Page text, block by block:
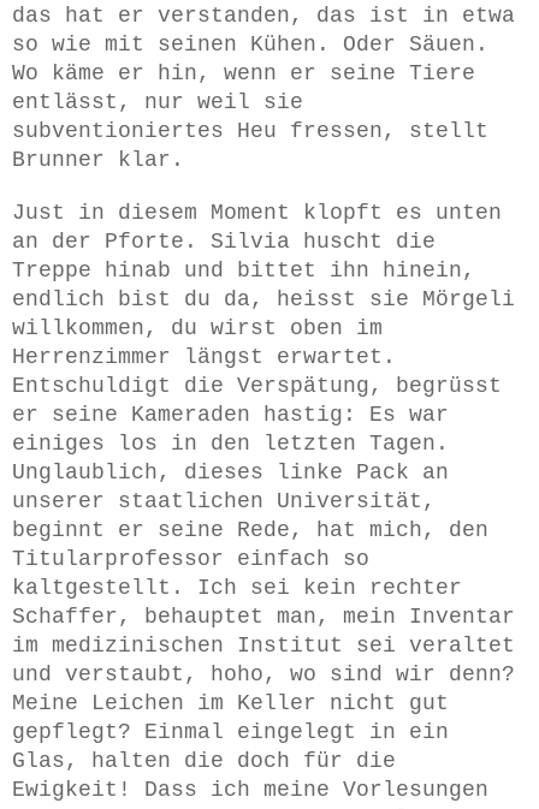
das hat er verstanden, das ist in etwa
so wie mit seinen Kühen. Oder Säuen.
Wo käme er hin, wenn er seine Tiere
entlässt, nur weil sie
subventioniertes Heu fressen, stellt
Brunner klar.
Just in diesem Moment klopft es unten
an der Pforte. Silvia huscht die
Treppe hinab und bittet ihn hinein,
endlich bist du da, heisst sie Mörgeli
willkommen, du wirst oben im
Herrenzimmer längst erwartet.
Entschuldigt die Verspätung, begrüsst
er seine Kameraden hastig: Es war
einiges los in den letzten Tagen.
Unglaublich, dieses linke Pack an
unserer staatlichen Universität,
beginnt er seine Rede, hat mich, den
Titularprofessor einfach so
kaltgestellt. Ich sei kein rechter
Schaffer, behauptet man, mein Inventar
im medizinischen Institut sei veraltet
und verstaubt, hoho, wo sind wir denn?
Meine Leichen im Keller nicht gut
gepflegt? Einmal eingelegt in ein
Glas, halten die doch für die
Ewigkeit! Dass ich meine Vorlesungen